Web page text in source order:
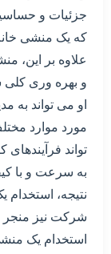
جزئیات و
که یک منشی خانم
علاوه بر این،
و بهره وری کلی
او می تواند به
مورد موارد
تواند
به سرعت و با
نتیجه، استخدام
شرکت نیز منجر
استخدام یک